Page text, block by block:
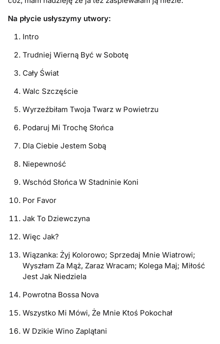
Na płycie usłyszymy utwory:
Intro
Trudniej Wierną Być w Sobotę
Cały Świat
Walc Szczęście
Wyrzeźbiłam Twoja Twarz w Powietrzu
Podaruj Mi Trochę Słońca
Dla Ciebie Jestem Sobą
Niepewność
Wschód Słońca W Stadninie Koni
Por Favor
Jak To Dziewczyna
Więc Jak?
Wiązanka: Żyj Kolorowo; Sprzedaj Mnie Wiatrowi;
Wyszłam Za Mąż, Zaraz Wracam; Kolega Maj; Miłość
Jest Jak Niedziela
Powrotna Bossa Nova
Wszystko Mi Mówi, Że Mnie Ktoś Pokochał
W Dzikie Wino Zaplątani